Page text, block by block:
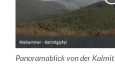
Panoramablick von der Kalmit